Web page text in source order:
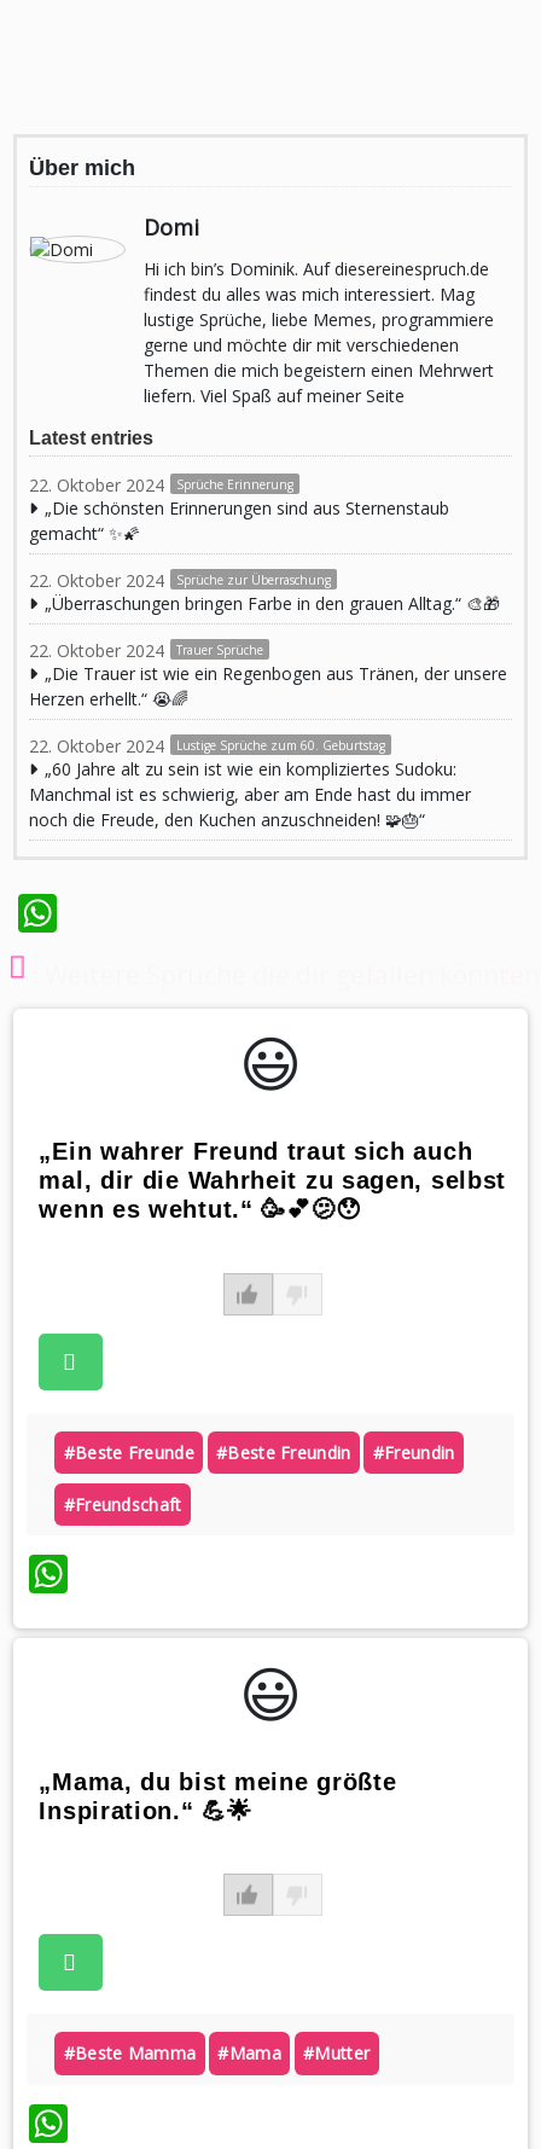
Über mich
Domi
Hi ich bin’s Dominik. Auf diesereinespruch.de
findest du alles was mich interessiert. Mag
lustige Sprüche, liebe Memes, programmiere
gerne und möchte dir mit verschiedenen
Themen die mich begeistern einen Mehrwert
liefern. Viel Spaß auf meiner Seite
Latest entries
22. Oktober 2024 Sprüche Erinnerung
„Die schönsten Erinnerungen sind aus Sternenstaub
gemacht“ ✨🌠
22. Oktober 2024 Sprüche zur Überraschung
„Überraschungen bringen Farbe in den grauen Alltag.“ 🎨🎁
22. Oktober 2024 Trauer Sprüche
„Die Trauer ist wie ein Regenbogen aus Tränen, der unsere
Herzen erhellt.“ 😭🌈
22. Oktober 2024 Lustige Sprüche zum 60. Geburtstag
„60 Jahre alt zu sein ist wie ein kompliziertes Sudoku:
Manchmal ist es schwierig, aber am Ende hast du immer
noch die Freude, den Kuchen anzuschneiden! 🧩🎂“
😃️
„Ein wahrer Freund traut sich auch
mal, dir die Wahrheit zu sagen, selbst
wenn es wehtut.“ 🥳💕🫤😯
#beste Freunde #beste Freundin #freundin
#freundschaft
WhatsApp
😃️
„Mama, du bist meine größte
Inspiration.“ 💪🌟
#beste Mamma #mama #mutter
WhatsApp